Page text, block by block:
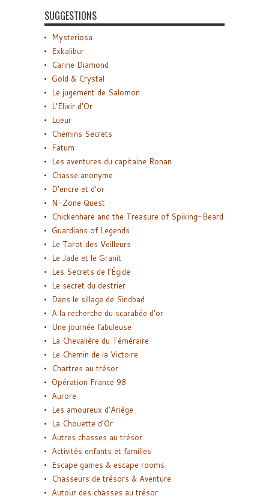
SUGGESTIONS
Mysteriosa
Exkalibur
Carine Diamond
Gold & Crystal
Le jugement de Salomon
L’Elixir d’Or
Lueur
Chemins Secrets
Fatum
Les aventures du capitaine Ronan
Chasse anonyme
D’encre et d’or
N-Zone Quest
Chickenhare and the Treasure of Spiking-Beard
Guardians of Legends
Le Tarot des Veilleurs
Le Jade et le Granit
Les Secrets de l’Égide
Le secret du destrier
Dans le sillage de Sindbad
A la recherche du scarabée d’or
Une journée fabuleuse
La Chevalière du Téméraire
Le Chemin de la Victoire
Chartres au trésor
Opération France 98
Aurore
Les amoureux d’Ariège
La Chouette d’Or
Autres chasses au trésor
Activités enfants et familles
Escape games & escape rooms
Chasseurs de trésors & Aventure
Autour des chasses au trésor